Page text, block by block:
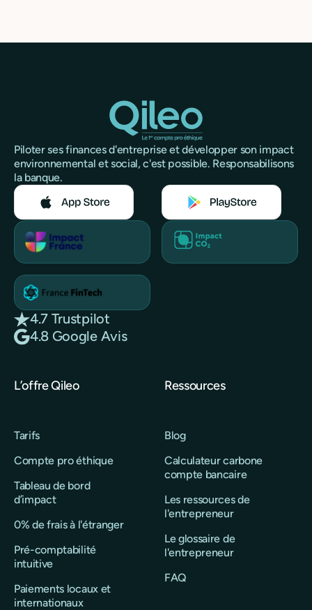
Piloter ses finances d'entreprise et développer son impact
environnemental et social, c'est possible. Responsabilisons
la banque.
4.7 Trustpilot
4.8 Google Avis
L’offre Qileo
Tarifs
Compte pro éthique
Tableau de bord
d’impact
0% de frais à l'étranger
Pré-comptabilité
intuitive
Paiements locaux et
internationaux
Ressources
Blog
Calculateur carbone
compte bancaire
Les ressources de
l'entrepreneur
Le glossaire de
l'entrepreneur
FAQ